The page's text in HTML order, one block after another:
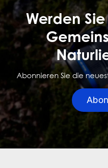
Werden
Abonnieren Sie die